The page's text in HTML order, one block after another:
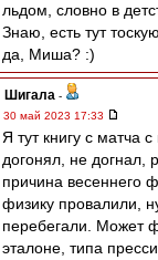
льдом, словно в
Знаю, есть тут
да, Миша? :)
Шигала -
30 май 2023 17:33
Я тут книгу с матча
догонял, не догнал,
причина весеннего
физику провалили,
перебегали. Может
эталоне, типа